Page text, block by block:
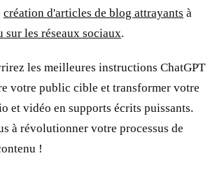
création d'articles de blog attrayants à
sur les réseaux sociaux.
les meilleures instructions ChatGPT
votre public cible et transformer votre
et vidéo en supports écrits puissants.
à révolutionner votre processus de
!